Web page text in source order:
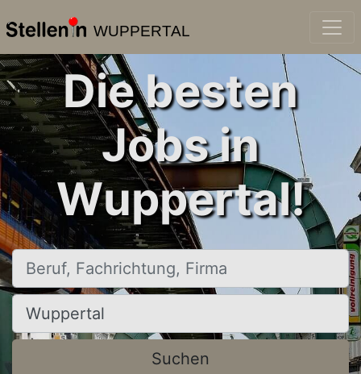
WUPPERTAL
Die besten
Jobs in
Wuppertal!
Beruf, Fachrichtung, Firma
Ort, Stadt
Suchen